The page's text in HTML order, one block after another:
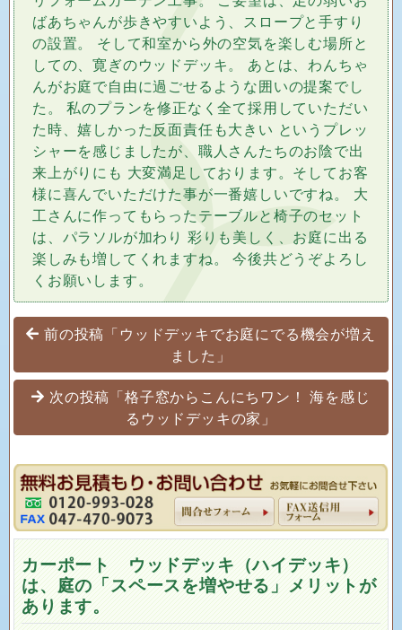
ばあちゃんが歩きやすいよう、スロープと手すり
の設置。 そして和室から外の空気を楽しむ場所と
しての、寛ぎのウッドデッキ。 あとは、わんちゃ
んがお庭で自由に過ごせるような囲いの提案でし
た。 私のプランを修正なく全て採用していただい
た時、嬉しかった反面責任も大きい というプレッ
シャーを感じましたが、職人さんたちのお陰で出
来上がりにも 大変満足しております。そしてお客
様に喜んでいただけた事が一番嬉しいですね。 大
工さんに作ってもらったテーブルと椅子のセット
は、パラソルが加わり 彩りも美しく、お庭に出る
楽しみも増してくれますね。 今後共どうぞよろし
くお願いします。
投稿ナビゲーション
前の投稿「ウッドデッキでお庭にでる機会が増え
ました」
次の投稿「格子窓からこんにちワン！ 海を感じ
るウッドデッキの家」
カーポート ウッドデッキ（ハイデッキ）
は、庭の「スペースを増やせる」メリットが
あります。